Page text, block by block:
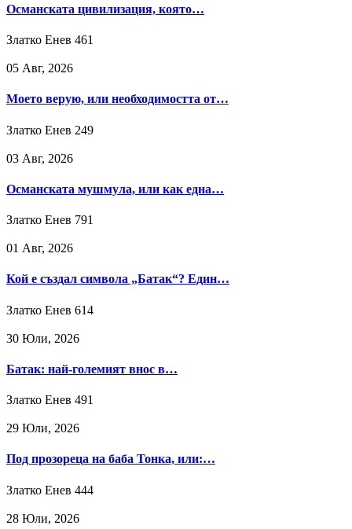
Османската цивилизация, която…
Златко Енев 461
05 Авг, 2026
Моето верую, или необходимостта от…
Златко Енев 249
03 Авг, 2026
Османската мушмула, или как една…
Златко Енев 791
01 Авг, 2026
Кой е създал символа „Батак“? Един…
Златко Енев 614
30 Юли, 2026
Батак: най-големият внос в…
Златко Енев 491
29 Юли, 2026
Под прозореца на баба Тонка, или:…
Златко Енев 444
28 Юли, 2026